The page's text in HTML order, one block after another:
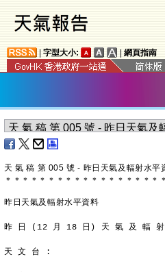
字型大小: 網頁指南
天 氣 稿 第 005 號 - 昨日天氣及輻射水平
＊ ＊ ＊ ＊ ＊ ＊ ＊ ＊ ＊ ＊ ＊ ＊ ＊ ＊ ＊ ＊ ＊ ＊ ＊
昨日天氣及輻射水平資料
昨 日 (12 月 18 日) 天 氣 及 輻
天 文 台 :